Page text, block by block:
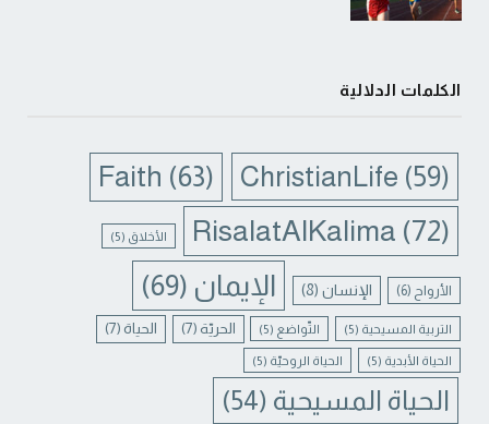
الكلمات الدلالية
ChristianLife (59)
Faith (63)
RisalatAlKalima (72) الأخلاق (5)
الأرواح (6) الإنسان(8) الإيمان (69)
التربية المسيحية (5) التّواضع (5) الحريّة (7) الحياة (7)
الحياة الأبدية (5) الحياة الروحيّة (5)
الحياة المسيحية (54)